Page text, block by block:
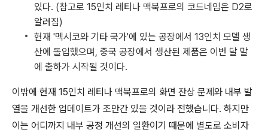
있다. (참고로 15인치 레티나 맥북프로의 코드네임은 D2로
알려짐)
현재 '멕시코와 기타 국가'에 있는 공장에서 13인치 모델 생
산에 돌입했으며, 중국 공장에서 생산된 제품은 이번 달 말
에 출하가 시작될 것이다.
이밖에 현재 15인치 레티나 맥북프로의 화면 잔상 문제와 내부 발
열을 개선한 업데이트가 조만간 있을 것이라 전했습니다. 하지만
이는 어디까지 내부 공정 개선의 일환이기 때문에 별도로 소비자